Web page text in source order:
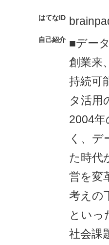
はてなID
自己紹介 ■デー
創業来
持続可
タ活用
2004
く、
た時代
営を変
考えの
といっ
社会課